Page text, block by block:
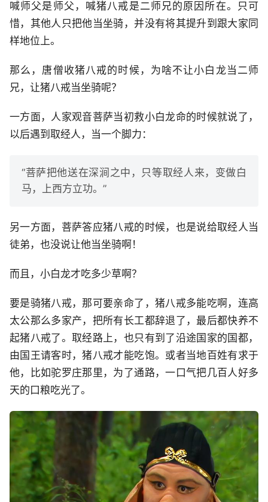
喊师父是师父，喊猪八戒是二师兄的原因所在。只可
惜，其他人只把他当坐骑，并没有将其提升到跟大家同
样地位上。
那么，唐僧收猪八戒的时候，为啥不让小白龙当二师
兄，让猪八戒当坐骑呢？
一方面，人家观音菩萨当初救小白龙命的时候就说了，
以后遇到取经人，当一个脚力：
“菩萨把他送在深涧之中，只等取经人来，变做白
马，上西方立功。”
另一方面，菩萨答应猪八戒的时候，也是说给取经人当
徒弟，也没说让他当坐骑啊！
而且，小白龙才吃多少草啊？
要是骑猪八戒，那可要亲命了，猪八戒多能吃啊，连高
太公那么多家产，把所有长工都辞退了，最后都快养不
起猪八戒了。取经路上，也只有到了沿途国家的国都，
由国王请客时，猪八戒才能吃饱。或者当地百姓有求于
他，比如驼罗庄那里，为了通路，一口气把几百人好多
天的口粮吃光了。